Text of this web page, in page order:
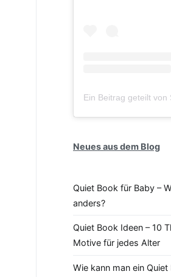
Neues aus dem Blog
Quiet Book für Baby –
anders?
Quiet Book Ideen – 10
Motive für jedes Alter
Wie kann man ein